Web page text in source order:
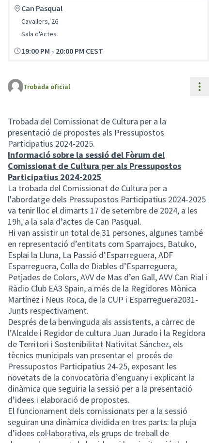
Can Pasqual
Cavallers, 26
Sala d'Actes
19:00 PM - 20:00 PM CEST
Trobada oficial
Trobada del Comissionat de Cultura per a la
presentació de propostes als Pressupostos
Participatius 2024-2025.
Informació sobre la sessió del Fòrum del
Comissionat de Cultura per als Pressupostos
Participatius 2024-2025
La trobada del Comissionat de Cultura per a
l'abordatge dels Pressupostos Participatius 2024-2025
va tenir lloc el dimarts 17 de setembre de 2024, a les
19h, a la sala d’actes de Can Pasqual.
Hi van assistir un total de 31 persones, algunes també
en representació d’entitats com Sparrajocs, Batuko,
Esplai la Lluna, La Passió d’Esparreguera, ADF
Esparreguera, Colla de Diables d’Esparreguera,
Petjades de Colors, AVV de Mas d’en Gall, AVV Can Rial i
Ràdio Club EA3 Spain, a més de la Regidores Mònica
Martínez i Neus Roca, de la CUP i Esparreguera2031-
Junts respectivament.
Després de la benvinguda als assistents, a càrrec de
l’Alcalde i Regidor de cultura Juan Jurado i la Regidora
de Territori i Sostenibilitat Nativitat Sánchez, els
tècnics municipals van presentar el procés de
Pressupostos Participatius 24-25, exposant les
novetats de la convocatòria d’enguany i explicant la
dinàmica que seguiria la sessió per a la presentació
d’idees i elaboració de propostes.
El funcionament dels comissionats per a la sessió
seguiran una dinàmica dividida en tres parts: la pluja
d’idees col·laborativa, els grups de treball de